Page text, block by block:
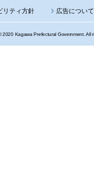
リティ方針 広告について
2020 Kagawa Prefectural Government. All